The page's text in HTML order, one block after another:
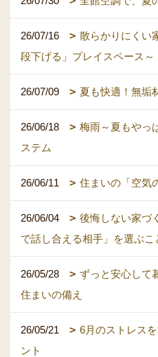
26/07/16
散らかりにくい
段下げる」プレイスペース～
26/07/09 夏も快適！無垢
26/06/18
梅雨～夏もやっ
ステム
26/06/11 住まいの「空気
26/06/04
後悔しない家づ
で話し合える相手」を選ぶこ
26/05/28
ずっと安心して
住まいの備え
26/05/21
6月のストレス
ント